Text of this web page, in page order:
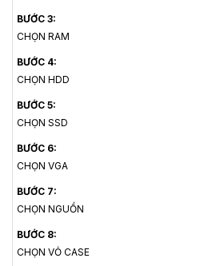
BƯỚC 3:
CHỌN RAM
BƯỚC 4:
CHỌN HDD
BƯỚC 5:
CHỌN SSD
BƯỚC 6:
CHỌN VGA
BƯỚC 7:
CHỌN NGUỒN
BƯỚC 8:
CHỌN VỎ CASE